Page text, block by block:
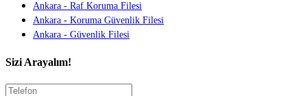
Ankara - Raf Koruma Filesi
Ankara - Koruma Güvenlik Filesi
Ankara - Güvenlik Filesi
Sizi Arayalım!